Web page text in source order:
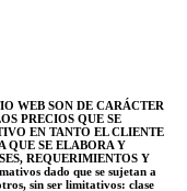
WEB SON DE CARÁCTER
PRECIOS QUE SE
EN TANTO EL CLIENTE
QUE SE ELABORA Y
REQUERIMIENTOS Y
dado que se sujetan a
sin ser limitativos: clase